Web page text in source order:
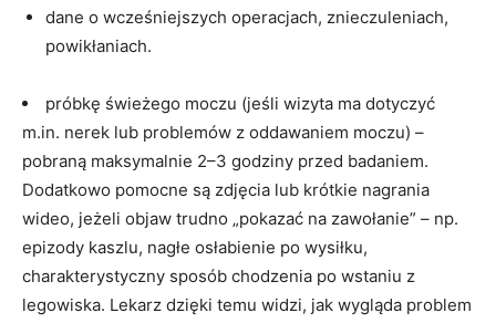
dane o wcześniejszych operacjach, znieczuleniach,
powikłaniach.
próbkę świeżego moczu (jeśli wizyta ma dotyczyć
m.in. nerek lub problemów z oddawaniem moczu) –
pobraną maksymalnie 2–3 godziny przed badaniem.
Dodatkowo pomocne są zdjęcia lub krótkie nagrania
wideo, jeżeli objaw trudno „pokazać na zawołanie” – np.
epizody kaszlu, nagłe osłabienie po wysiłku,
charakterystyczny sposób chodzenia po wstaniu z
legowiska. Lekarz dzięki temu widzi, jak wygląda problem